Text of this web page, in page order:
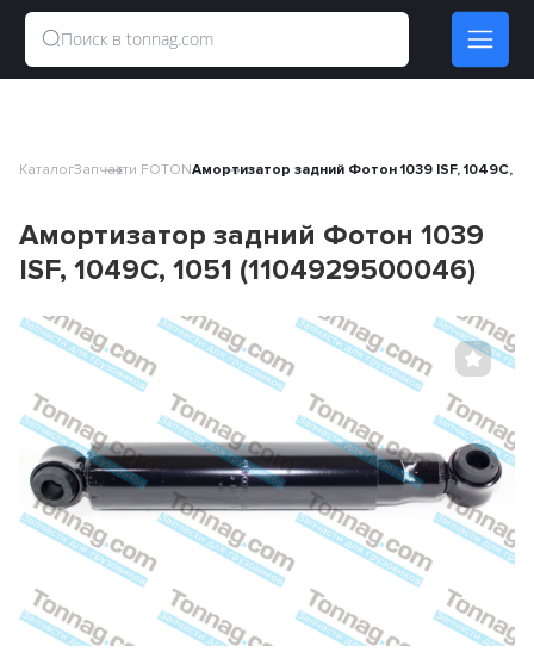
КаталогЗапчасти FOTONАмортизатор задний Фотон 1039 ISF, 1049C,
Амортизатор задний Фотон 1039
ISF, 1049C, 1051 (1104929500046)